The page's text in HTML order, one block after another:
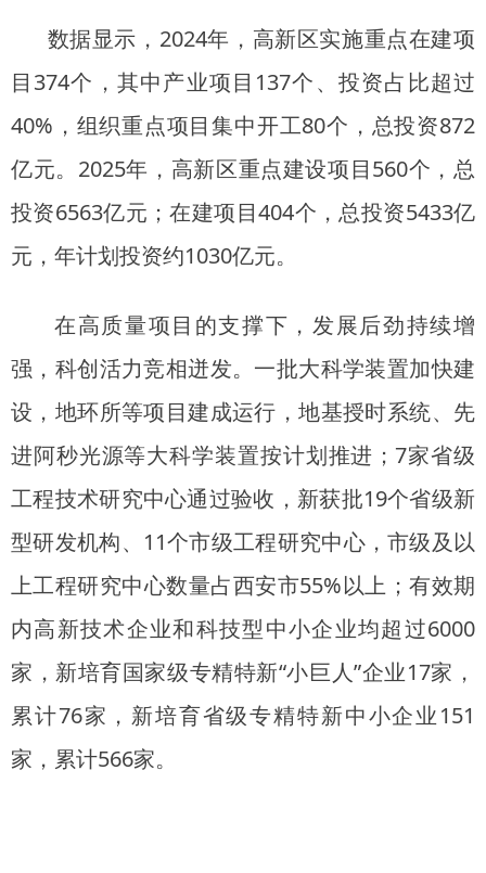
数据显示，2024年，高新区实施重点在建项
目374个，其中产业项目137个、投资占比超过
40%，组织重点项目集中开工80个，总投资872
亿元。2025年，高新区重点建设项目560个，总
投资6563亿元；在建项目404个，总投资5433亿
元，年计划投资约1030亿元。
在高质量项目的支撑下，发展后劲持续增
强，科创活力竞相迸发。一批大科学装置加快建
设，地环所等项目建成运行，地基授时系统、先
进阿秒光源等大科学装置按计划推进；7家省级
工程技术研究中心通过验收，新获批19个省级新
型研发机构、11个市级工程研究中心，市级及以
上工程研究中心数量占西安市55%以上；有效期
内高新技术企业和科技型中小企业均超过6000
家，新培育国家级专精特新“小巨人”企业17家，
累计76家，新培育省级专精特新中小企业151
家，累计566家。